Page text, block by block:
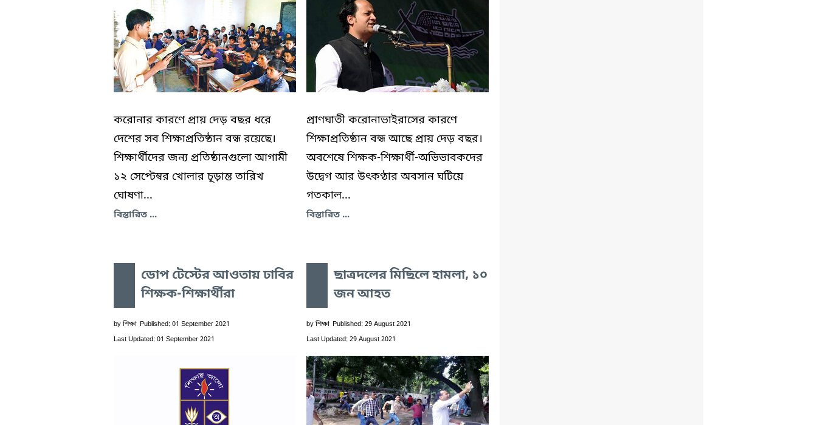
করোনার কারণে প্রায় দেড় বছর ধরে
দেশের সব শিক্ষাপ্রতিষ্ঠান বন্ধ রয়েছে।
শিক্ষার্থীদের জন্য প্রতিষ্ঠানগুলো আগামী
১২ সেপ্টেম্বর খোলার চূড়ান্ত তারিখ
ঘোষণা...
বিস্তারিত ...
প্রাণঘাতী করোনাভাইরাসের কারণে
শিক্ষাপ্রতিষ্ঠান বন্ধ আছে প্রায় দেড় বছর।
অবশেষে শিক্ষক-শিক্ষার্থী-অভিভাবকদের
উদ্বেগ আর উৎকণ্ঠার অবসান ঘটিয়ে
গতকাল...
বিস্তারিত ...
ডোপ টেস্টের আওতায় ঢাবির
শিক্ষক-শিক্ষার্থীরা
by শিক্ষা Published: 01 September 2021
Last Updated: 01 September 2021
ছাত্রদলের মিছিলে হামলা, ১০
জন আহত
by শিক্ষা Published: 29 August 2021
Last Updated: 29 August 2021